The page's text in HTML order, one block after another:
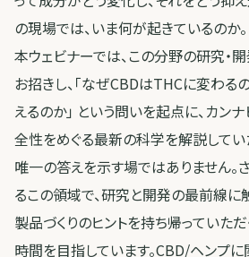
の現場では、いま何が起きているのか。
本ウェビナーでは、この分野の研究・
お招きし、「なぜCBDはTHCに変わる
えるのか」 という問いを起点に、カン
全性をめぐる最新の科学を解説してい
唯一の答えを示す場ではありません
るこの領域で、研究と開発の最前線に
製品づくりのヒントを持ち帰っていた
時間を目指しています。CBD/ヘンプ